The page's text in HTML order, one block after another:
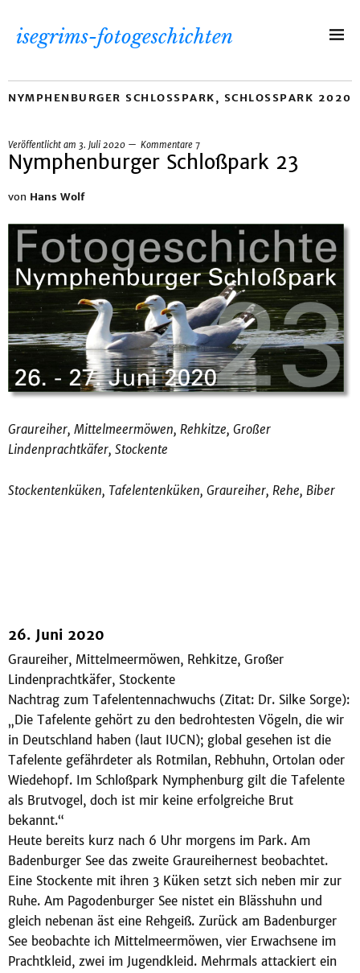
isegrims-fotogeschichten
NYMPHENBURGER SCHLOSSPARK , SCHLOSSPARK 2020
Veröffentlicht am 3. Juli 2020 Kommentare 7
Nymphenburger Schloßpark 23
von Hans Wolf
Graureiher, Mittelmeermöwen, Rehkitze, Großer
Lindenprachtkäfer, Stockente
Stockentenküken, Tafelentenküken, Graureiher, Rehe, Biber
26. Juni 2020
Graureiher, Mittelmeermöwen, Rehkitze, Großer
Lindenprachtkäfer, Stockente
Nachtrag zum Tafelentennachwuchs (Zitat: Dr. Silke Sorge):
„Die Tafelente gehört zu den bedrohtesten Vögeln, die wir
in Deutschland haben (laut IUCN); global gesehen ist die
Tafelente gefährdeter als Rotmilan, Rebhuhn, Ortolan oder
Wiedehopf. Im Schloßpark Nymphenburg gilt die Tafelente
als Brutvogel, doch ist mir keine erfolgreiche Brut
bekannt.“
Heute bereits kurz nach 6 Uhr morgens im Park. Am
Badenburger See das zweite Graureihernest beobachtet.
Eine Stockente mit ihren 3 Küken setzt sich neben mir zur
Ruhe. Am Pagodenburger See nistet ein Blässhuhn und
gleich nebenan äst eine Rehgeiß. Zurück am Badenburger
See beobachte ich Mittelmeermöwen, vier Erwachsene im
Prachtkleid, zwei im Jugendkleid. Mehrmals attackiert ein